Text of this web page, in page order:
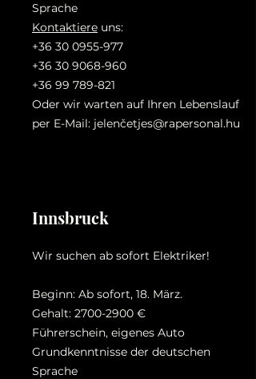
Sprache
Kontaktiere uns:
+36 30 0955-977
+36 30 9068-960
+36 99 789-821
Oder wir warten auf Ihren Lebenslauf
per E-Mail: jelenčetjes@rapersonal.hu
Innsbruck
Wir suchen ab sofort Elektriker!
Beginn: Ab sofort, 18. März.
Gehalt: 2700-2900 €
Führerschein, eigenes Auto
Grundkenntnisse der deutschen
Sprache